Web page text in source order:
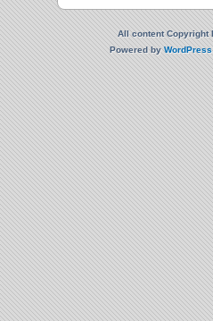
All content Copyright
Powered byWordPress